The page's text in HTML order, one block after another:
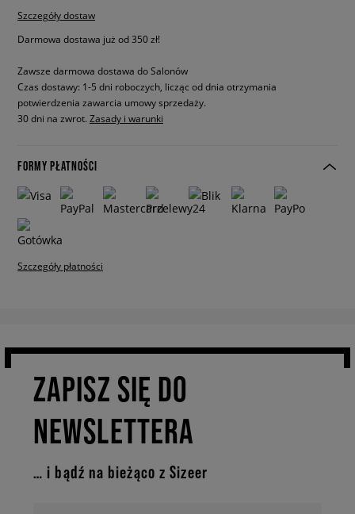
Szczegóły dostaw
Darmowa dostawa już od 350 zł!
Zawsze darmowa dostawa do Salonów
Czas dostawy: 1-5 dni roboczych, licząc od dnia otrzymania
potwierdzenia zawarcia umowy sprzedaży.
30 dni na zwrot. Zasady i warunki
FORMY PŁATNOŚCI
Szczegóły płatności
ZAPISZ SIĘ DO
NEWSLETTERA
… i bądź na bieżąco z Sizeer